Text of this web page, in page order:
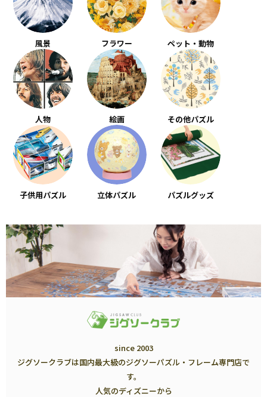
風景 フラワー ペット・動物
人物 絵画 その他パズル
子供用パズル 立体パズル パズルグッズ
since 2003
ジグソークラブは国内最大級のジグソーパズル・フレーム専門店で
す。
人気のディズニーから